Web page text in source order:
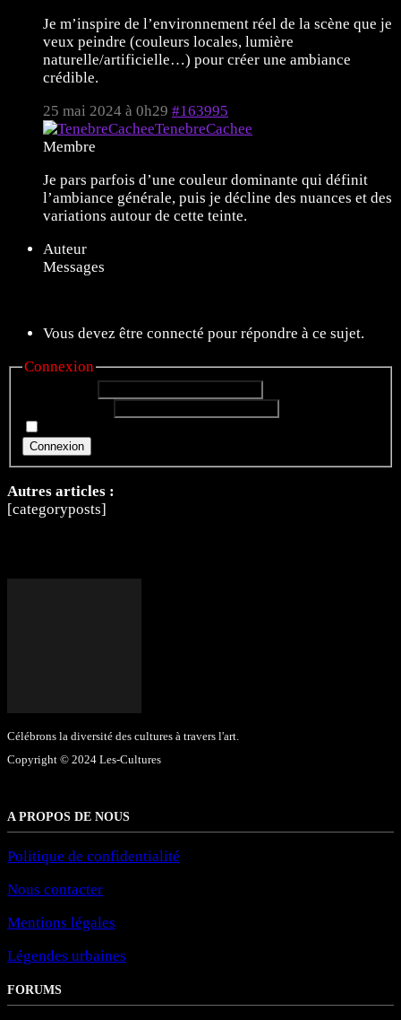
Je m’inspire de l’environnement réel de la scène que je
veux peindre (couleurs locales, lumière
naturelle/artificielle…) pour créer une ambiance
crédible.
25 mai 2024 à 0h29 #163995
TenebreCachee
Membre
Je pars parfois d’une couleur dominante qui définit
l’ambiance générale, puis je décline des nuances et des
variations autour de cette teinte.
Auteur
Messages
Vous devez être connecté pour répondre à ce sujet.
Connexion
Connexion
Autres articles :
[categoryposts]
Célébrons la diversité des cultures à travers l'art.
Copyright © 2024 Les-Cultures
A PROPOS DE NOUS
Politique de confidentialité
Nous contacter
Mentions légales
Légendes urbaines
FORUMS